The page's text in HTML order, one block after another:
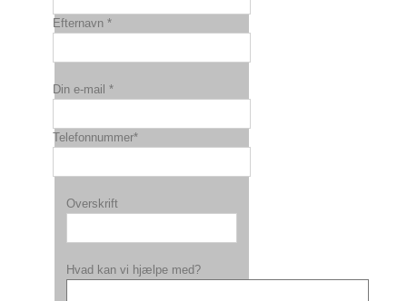
Efternavn *
Din e-mail *
Telefonnummer*
Overskrift
Hvad kan vi hjælpe med?